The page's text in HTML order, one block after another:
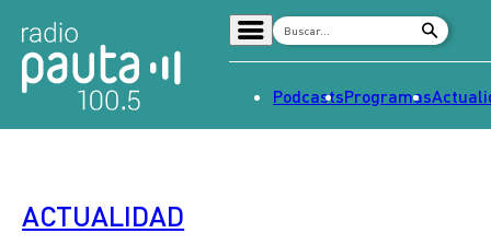
PodcastsProgramas
ACTUALIDAD